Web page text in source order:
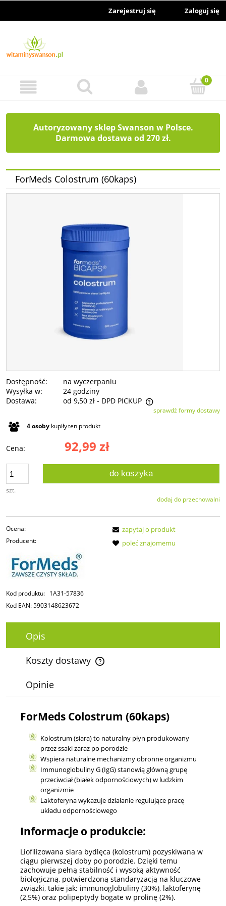
Zarejestruj się Zaloguj się
Autoryzowany sklep Swanson w Polsce.
Darmowa dostawa od 270 zł.
ForMeds Colostrum (60kaps)
Dostępność:
na wyczerpaniu
Wysyłka w:
24 godziny
Dostawa:
od 9,50 zł - DPD PICKUP
Cena nie zawiera ewentualnych kosztów płatnościsprawdź formy dostawy
4osoby kupiłyten produkt
Cena: 92,99 zł
szt.
do koszyka
dodaj do przechowalni
Ocena:
Producent:
Kod produktu: 1A31-57836
Kod EAN:5903148623672
zapytaj o produkt
poleć znajomemu
Opis
Koszty dostawy
Cena nie zawiera ewentualnych kosztów płatności
Opinie
ForMeds Colostrum (60kaps)
Kolostrum (siara) to naturalny płyn produkowany
przez ssaki zaraz po porodzie
Wspiera naturalne mechanizmy obronne organizmu
Immunoglobuliny G (IgG) stanowią główną grupę
przeciwciał (białek odpornościowych) w ludzkim
organizmie
Laktoferyna wykazuje działanie regulujące pracę
układu odpornościowego
Informacje o produkcie:
Liofilizowana siara bydlęca (kolostrum) pozyskiwana w
ciągu pierwszej doby po porodzie. Dzięki temu
zachowuje pełną stabilność i wysoką aktywność
biologiczną, potwierdzoną standaryzacją na kluczowe
związki, takie jak: immunoglobuliny (30%), laktoferynę
(2,5%) oraz polipeptydy bogate w prolinę (2%).